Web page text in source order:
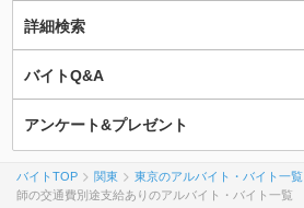
詳細検索
バイトQ&A
アンケート&プレゼント
バイトTOP 関東 東京のアルバイト・バイト一覧
師の交通費別途支給ありのアルバイト・バイト一覧